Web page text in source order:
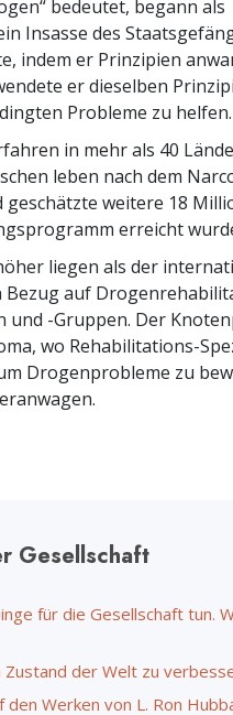
Kirche
der Scientology
in die Dianetik
– Was ist Größe?
United for
Citizens
Ehrenamtliche
bedeutet, begann als
Insasse des
indem er Prinzipien
er dieselben
Probleme zu helfen.
in mehr als 40
leben nach dem
weitere 18
erreicht
liegen als der
auf
-Gruppen. Der
wo Rehabilitations-
Drogenprobleme zu
Gesellschaft
für die Gesellschaft tun.
der Welt zu
Werken von L. Ron